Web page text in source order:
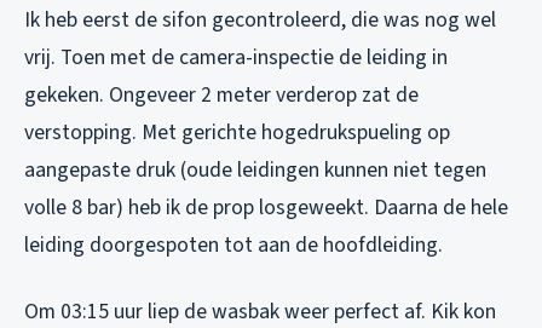
Ik heb eerst de sifon gecontroleerd, die was nog wel
vrij. Toen met de camera-inspectie de leiding in
gekeken. Ongeveer 2 meter verderop zat de
verstopping. Met gerichte hogedrukspueling op
aangepaste druk (oude leidingen kunnen niet tegen
volle 8 bar) heb ik de prop losgeweekt. Daarna de hele
leiding doorgespoten tot aan de hoofdleiding.
Om 03:15 uur liep de wasbak weer perfect af. Kik kon